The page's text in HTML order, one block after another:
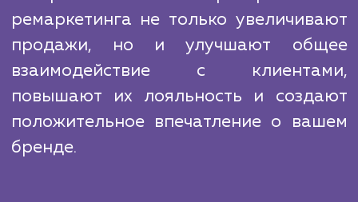
знаем, как извлечь максимальную пользу из
для вашего бизнеса.
Настройка